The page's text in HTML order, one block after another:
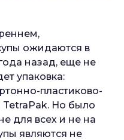
ожидаются в
назад, еще не
упаковка:
пластиково-
TetraPak. Но было
для всех и не на
являются не